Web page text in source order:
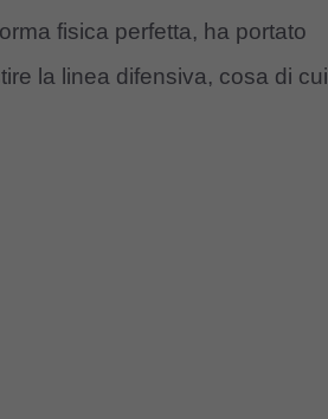
fisica perfetta, ha portato
la linea difensiva, cosa di cui